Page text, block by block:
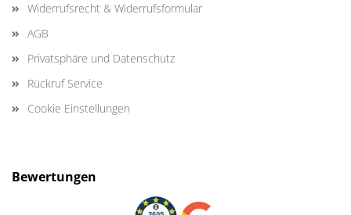
Widerrufsrecht & Widerrufsformular
AGB
Privatsphäre und Datenschutz
Rückruf Service
Cookie Einstellungen
Bewertungen